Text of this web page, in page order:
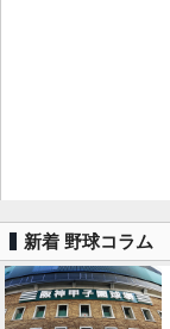
新着 野球コラム